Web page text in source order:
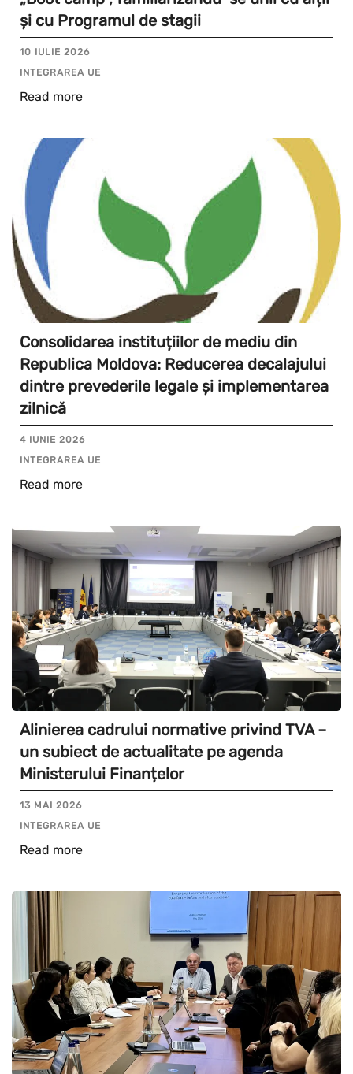
și cu Programul de stagii
10 IULIE 2026
INTEGRAREA UE
Read more
Consolidarea instituțiilor de mediu din
Republica Moldova: Reducerea decalajului
dintre prevederile legale și implementarea
zilnică
4 IUNIE 2026
INTEGRAREA UE
Read more
Alinierea cadrului normative privind TVA –
un subiect de actualitate pe agenda
Ministerului Finanțelor
13 MAI 2026
INTEGRAREA UE
Read more